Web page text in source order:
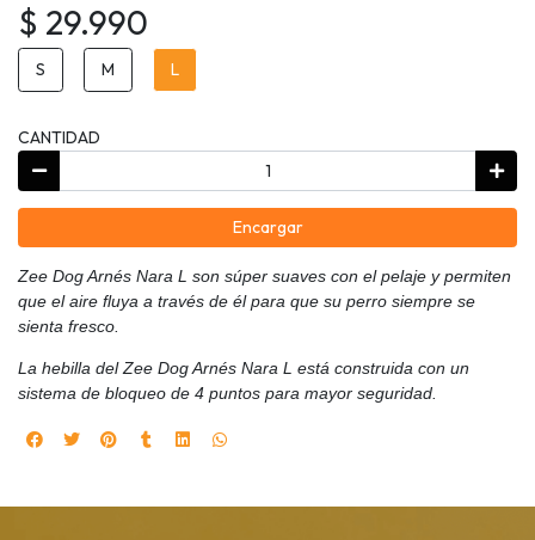
$ 29.990
S M L
CANTIDAD
Encargar
Zee Dog Arnés Nara L son súper suaves con el pelaje y permiten
que el aire fluya a través de él para que su perro siempre se
sienta fresco.
La hebilla del Zee Dog Arnés Nara L está construida con un
sistema de bloqueo de 4 puntos para mayor seguridad.